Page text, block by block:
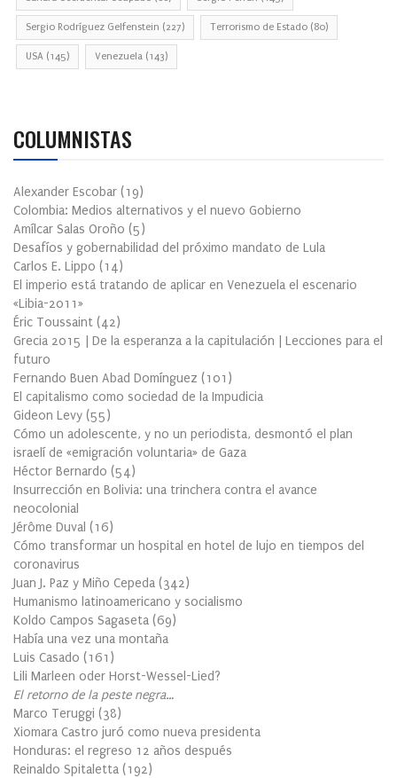
Sergio Rodríguez Gelfenstein (227) Terrorismo de Estado (80)
USA (145) Venezuela (143)
COLUMNISTAS
Alexander Escobar (19)
Colombia: Medios alternativos y el nuevo Gobierno
Amílcar Salas Oroño (5)
Desafíos y gobernabilidad del próximo mandato de Lula
Carlos E. Lippo (14)
El imperio está tratando de aplicar en Venezuela el escenario
«Libia-2011»
Éric Toussaint (42)
Grecia 2015 | De la esperanza a la capitulación | Lecciones para el
futuro
Fernando Buen Abad Domínguez (101 )
El capitalismo como sociedad de la Impudicia
Gideon Levy (55)
Cómo un adolescente, y no un periodista, desmontó el plan
israelí de «emigración voluntaria» de Gaza
Héctor Bernardo (54)
Insurrección en Bolivia: una trinchera contra el avance
neocolonial
Jérôme Duval (16)
Cómo transformar un hospital en hotel de lujo en tiempos del
coronavirus
Juan J. Paz y Miño Cepeda (342)
Humanismo latinoamericano y socialismo
Koldo Campos Sagaseta (69)
Había una vez una montaña
Luis Casado (161 )
Lili Marleen oder Horst-Wessel-Lied?
El retorno de la peste negra…
Marco Teruggi (38)
Xiomara Castro juró como nueva presidenta
Honduras: el regreso 12 años después
Reinaldo Spitaletta (192)